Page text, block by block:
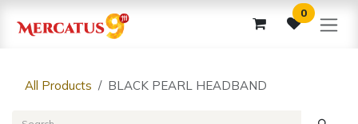
0
All Products BLACK PEARL HEADBAND